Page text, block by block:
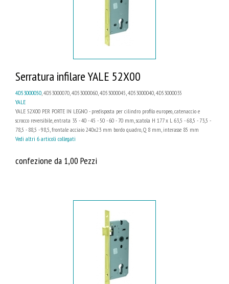
Serratura infilare YALE 52X00
4D53000050 , 4D53000070, 4D53000060, 4D53000045, 4D53000040, 4D53000035
YALE
YALE 52X00 PER PORTE IN LEGNO - predisposta per cilindro profilo europeo, catenaccio e
scrocco reversibile, entrata 35 - 40 - 45 - 50 - 60 - 70 mm, scatola H 177 x L 63,5 - 68,5 - 73,5 -
78,5 - 88,5 - 98,5, frontale acciaio 240x23 mm bordo quadro, Q 8 mm, interasse 85 mm
Vedi altri 6 articoli collegati
confezione da 1,00 Pezzi